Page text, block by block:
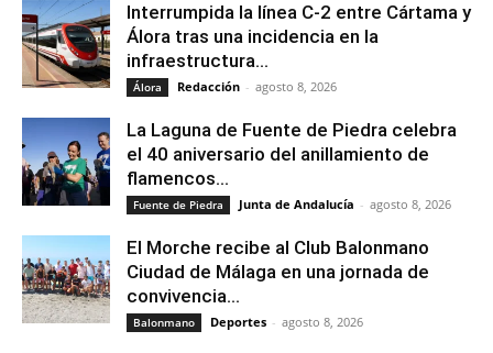
Interrumpida la línea C-2 entre Cártama y
Álora tras una incidencia en la
infraestructura...
Álora Redacción - agosto 8, 2026
La Laguna de Fuente de Piedra celebra
el 40 aniversario del anillamiento de
flamencos...
Fuente de Piedra Junta de Andalucía - agosto 8, 2026
El Morche recibe al Club Balonmano
Ciudad de Málaga en una jornada de
convivencia...
Balonmano Deportes - agosto 8, 2026